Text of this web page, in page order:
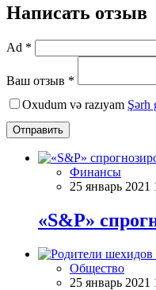
Написать отзыв
Ad *
Ваш отзыв *
Oxudum və razıyam Şərh
Отправить
Финансы
25 январь 2021
«S&P»
Общество
25 январь 2021